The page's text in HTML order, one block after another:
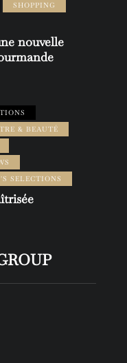
SHOPPING
nouvelle
& BEAUTÉ
SELECTIONS